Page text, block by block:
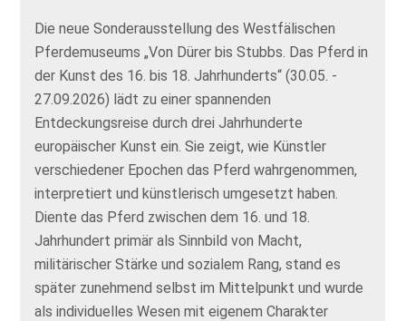
Die neue Sonderausstellung des Westfälischen
Pferdemuseums „Von Dürer bis Stubbs. Das Pferd in
der Kunst des 16. bis 18. Jahrhunderts“ (30.05. -
27.09.2026) lädt zu einer spannenden
Entdeckungsreise durch drei Jahrhunderte
europäischer Kunst ein. Sie zeigt, wie Künstler
verschiedener Epochen das Pferd wahrgenommen,
interpretiert und künstlerisch umgesetzt haben.
Diente das Pferd zwischen dem 16. und 18.
Jahrhundert primär als Sinnbild von Macht,
militärischer Stärke und sozialem Rang, stand es
später zunehmend selbst im Mittelpunkt und wurde
als individuelles Wesen mit eigenem Charakter